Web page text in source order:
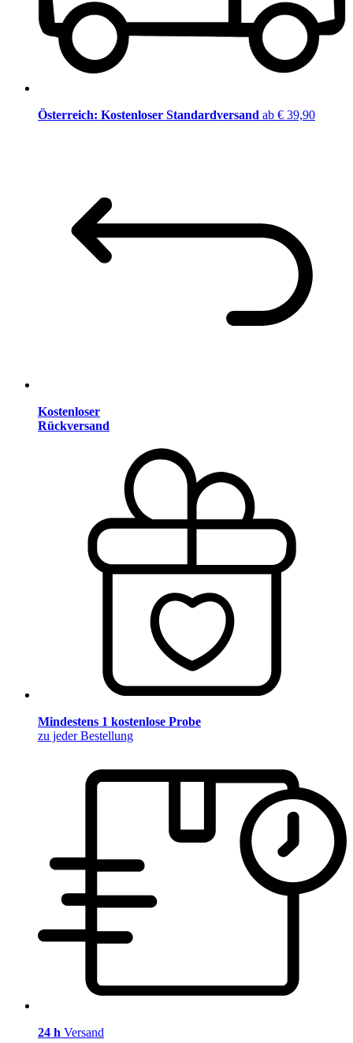
Österreich: Kostenloser Standardversand ab € 39,90
Kostenloser
Rückversand
Mindestens 1 kostenlose Probe
zu jeder Bestellung
24 h Versand